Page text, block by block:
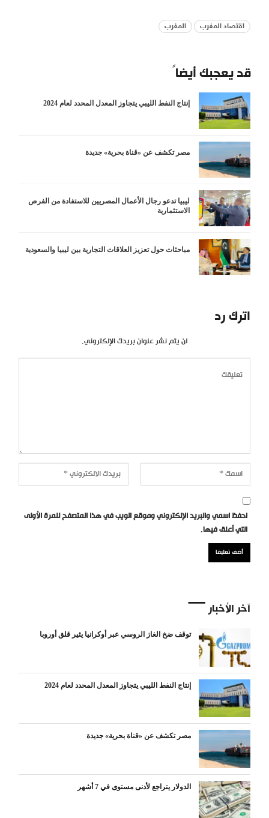
اقتصاد المغرب المغرب
قد يعجبك أيضاً
إنتاج النفط الليبي يتجاوز المعدل المحدد لعام 2024
مصر تكشف عن «قناة بحرية» جديدة
ليبيا تدعو رجال الأعمال المصريين للاستفادة من الفرص
الاستثمارية
مباحثات حول تعزيز العلاقات التجارية بين ليبيا والسعودية
اترك رد
لن يتم نشر عنوان بريدك الإلكتروني.
احفظ اسمي والبريد الإلكتروني وموقع الويب في هذا المتصفح للمرة الأولى
التي أعلق فيها.
آخر الأخبار
توقف ضخ الغاز الروسي عبر أوكرانيا يثير قلق أوروبا
إنتاج النفط الليبي يتجاوز المعدل المحدد لعام 2024
مصر تكشف عن «قناة بحرية» جديدة
الدولار يتراجع لأدنى مستوى في 7 أشهر